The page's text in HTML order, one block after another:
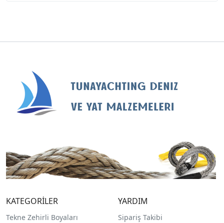
KATEGORİLER
Tekne Zehirli Boyaları
YARDIM
Sipariş Takibi